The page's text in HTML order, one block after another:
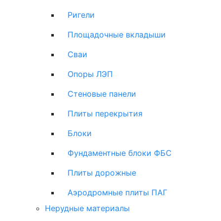
Ригели
Площадочные вкладыши
Сваи
Опоры ЛЭП
Стеновые панели
Плиты перекрытия
Блоки
Фундаментные блоки ФБС
Плиты дорожные
Аэродромные плиты ПАГ
Нерудные материалы